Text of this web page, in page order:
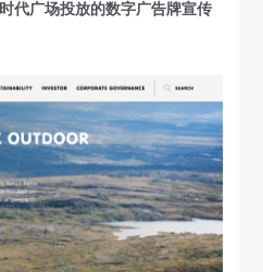
代广场投放的数字广告牌宣传